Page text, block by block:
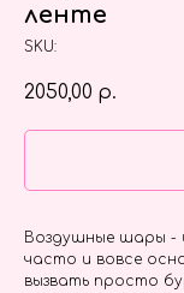
ленте
SKU:
2050,00 р.
Воздушные шары -
часто и вовсе
вызвать просто